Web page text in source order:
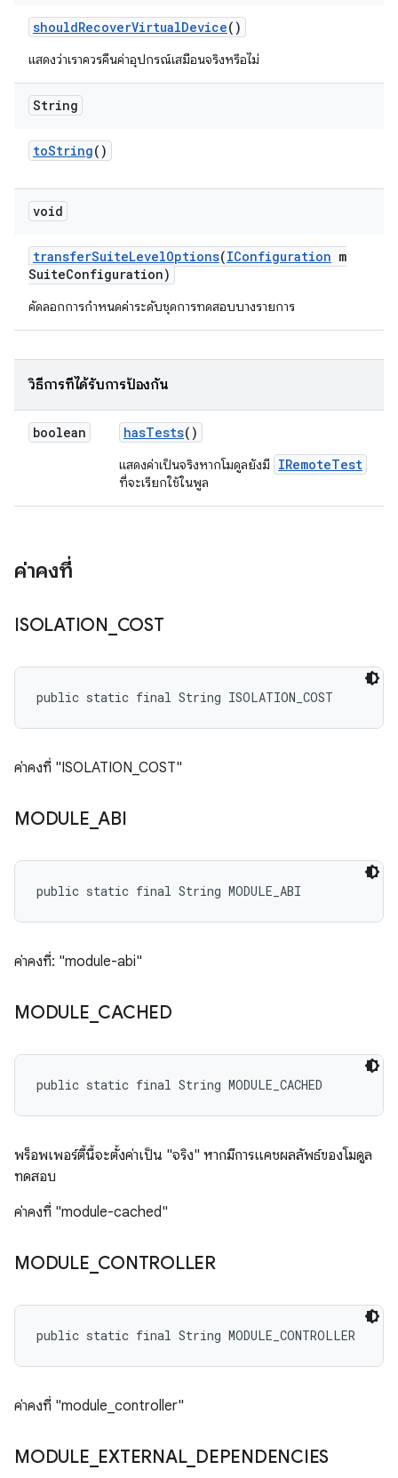
shouldRecoverVirtualDevice()
แสดงว่าเราควรคืนค่าอุปกรณ์เสมือนจริงหรือไม่
String
toString()
void
transferSuiteLevelOptions(IConfiguration m
SuiteConfiguration)
คัดลอกการกำหนดค่าระดับชุดการทดสอบบางรายการ
วิธีการที่ได้รับการป้องกัน
boolean hasTests()
แสดงค่าเป็นจริงหากโมดูลยังมี IRemoteTest
ที่จะเรียกใช้ในพูล
ค่าคงที่
ISOLATION COST
public static final String ISOLATION_COST
ค่าคงที่ "ISOLATION_COST"
MODULE _ABI
public static final String MODULE_ABI
ค่าคงที่: "module-abi"
MODULE CACHED
public static final String MODULE_CACHED
พร็อพเพอร์ตี้นี้จะตั้งค่าเป็น "จริง" หากมีการแคชผลลัพธ์ของโมดูล
ทดสอบ
ค่าคงที่ "module-cached"
MODULE CONTROLLER
public static final String MODULE_CONTROLLER
ค่าคงที่ "module_controller"
MODULE EXTERNAL_ DEPENDENCIES